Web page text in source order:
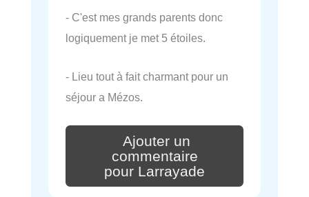
- C'est mes grands parents donc
logiquement je met 5 étoiles.
- Lieu tout à fait charmant pour un
séjour a Mézos.
Ajouter un
commentaire
pour Larrayade